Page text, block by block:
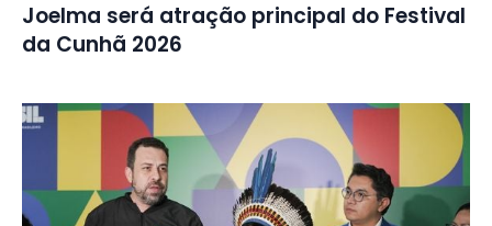
Joelma será atração principal do Festival
da Cunhã 2026